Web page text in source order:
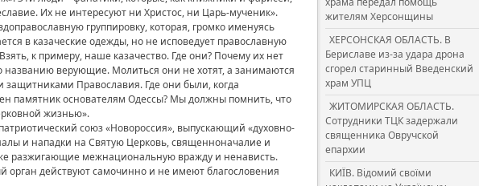
Их не интересуют ни Христос, ни Царь-мученик».
группировку, которая, громко именуясь
в казаческие одежды, но не исповедует православную
к примеру, наше казачество. Где они? Почему их нет
названию верующие. Молиться они не хотят, а занимаются
защитниками Православия. Где они были, когда
памятник основателям Одессы? Мы должны помнить, что
жизнью».
союз «Новороссия», выпускающий «духовно-
и нападки на Святую Церковь, священноначалие и
разжигающие межнациональную вражду и ненависть.
орган действуют самочинно и не имеют благословения
жителям Херсонщины
ХЕРСОНСКАЯ ОБЛАСТЬ. В
Бериславе из-за удара дрона
сгорел старинный Введенский
храм УПЦ
ЖИТОМИРСКАЯ ОБЛАСТЬ.
Сотрудники ТЦК задержали
священника Овручской
епархии
КИЇВ. Відомий своїми